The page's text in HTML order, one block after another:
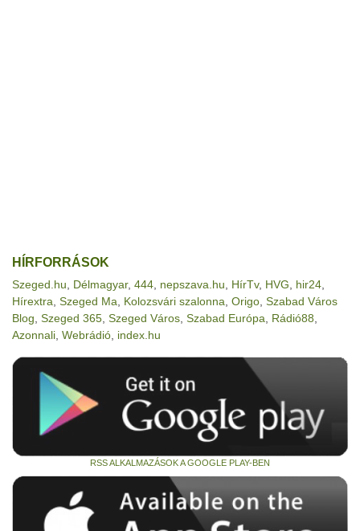
HÍRFORRÁSOK
Szeged.hu Délmagyar, 444 nepszava.hu HírTv, HVG hir24
Hírextra Szeged Ma Kolozsvári szalonna Origo Szabad Város
Blog Szeged 365 Szeged Város Szabad Európa Rádió88
Azonnali Webrádió index.hu
RSS ALKALMAZÁSOK A GOOGLE PLAY-BEN